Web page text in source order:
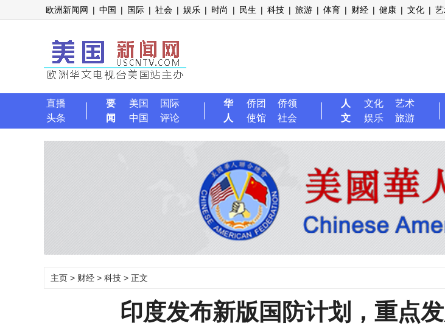
欧洲新闻网 | 中国 | 国际 | 社会 | 娱乐 | 时尚 | 民生 | 科技 | 旅游 | 体育 | 财经 | 健康 | 文化 |
直播
头条
要
闻
美国
国际
中国
评论
华
人
侨团
侨领
使馆
社会
人
文
文化
艺术
娱乐
旅游
主页 > 财经 > 科技 > 正文
印度发布新版国防计划，重点